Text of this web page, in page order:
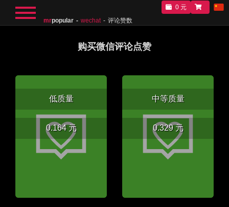
mrpopular wechat 评论赞数
0 元
购买微信评论点赞
低质量
0.164 元
中等质量
0.329 元